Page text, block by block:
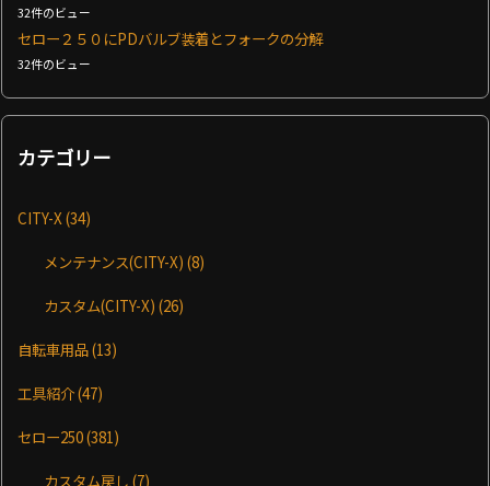
32件のビュー
セロー２５０にPDバルブ装着とフォークの分解
32件のビュー
カテゴリー
CITY-X(34)
メンテナンス(CITY-X)(8)
カスタム(CITY-X)(26)
自転車用品(13)
工具紹介(47)
セロー250(381)
カスタム戻し(7)